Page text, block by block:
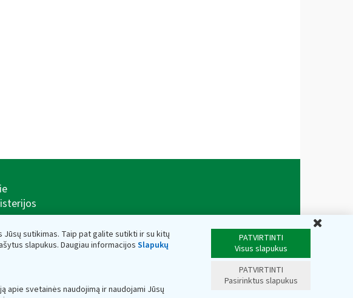
sutikimas. Taip pat galite sutikti ir su kitų
slapukus. Daugiau informacijos Slapukų
apie svetainės naudojimą ir naudojami Jūsų
PATVIRTINTI
Visus slapukus
PATVIRTINTI
Pasirinktus slapukus
ir